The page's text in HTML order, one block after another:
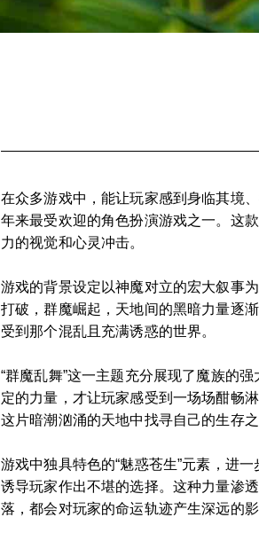
在众多游戏中，能让玩家感到身临其境
年来最受欢迎的角色扮演游戏之一。这
力的视觉和心灵冲击。
游戏的背景设定以神魔对立的宏大叙事
打破，群魔崛起，天地间的黑暗力量逐
受到那个混乱且充满诱惑的世界。
“群魔乱舞”这一主题充分展现了魔族的
定的力量，才让玩家感受到一场场酣畅
这片暗潮汹涌的天地中找寻自己的生存之
游戏中独具特色的“魅惑苍生”元素，进
诱导玩家作出不堪的选择。这种力量渗
落，都会对玩家的命运轨迹产生深远的影